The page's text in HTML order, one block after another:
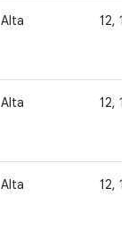
Alta 12,
Alta 12,
Alta 12,